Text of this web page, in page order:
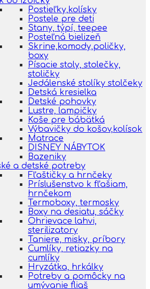
Postieľky,kolísky
Postele pre deti
Stany, týpí, teepee
Posteľná bielizeň
Skrine,komody,poličky,
boxy
Písacie stoly, stolečky,
stoličky
Jedálenské stolíky stolčeky
Detská kresielka
Detské pohovky
Lustre, lampičky
Koše pre bábätká
Výbavičky do košov,kolísok
Matrace
DISNEY NÁBYTOK
Bazeniky
a detské potreby
Fľaštičky a hrnčeky
Príslušenstvo k fľašiam,
hrnčekom
Termoboxy, termosky
Boxy na desiatu, sáčky
Ohrievace lahvi,
sterilizatory
Taniere, misky, príbory
Cumlíky, retiazky na
cumlíky
Hryzátka, hrkálky
Potreby a pomôcky na
umývanie fliaš